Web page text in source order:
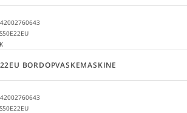
BORDOPVASKEMASKINE